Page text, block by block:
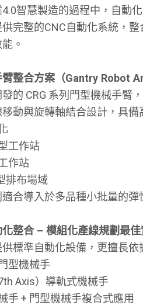
智慧製造的過程中，自動
完整的CNC自動化系統，
。
臂整合方案（Gantry Robot
的 CRG 系列門型機械手臂
動與旋轉軸結合設計，具
工作站
作站
排布場域
適合導入於多品種小批量的
整合 – 模組化產線規劃最
標準自動化設備，更擅長
型機械手
Axis）導軌式機械手
手 + 門型機械手複合式應用